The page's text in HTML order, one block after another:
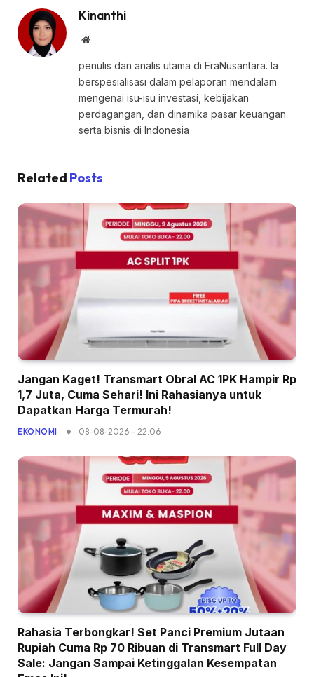
Kinanthi
Website
penulis dan analis utama di EraNusantara. Ia
berspesialisasi dalam pelaporan mendalam
mengenai isu-isu investasi, kebijakan
perdagangan, dan dinamika pasar keuangan
serta bisnis di Indonesia
Related Posts
Jangan Kaget! Transmart Obral AC 1PK Hampir Rp
1,7 Juta, Cuma Sehari! Ini Rahasianya untuk
Dapatkan Harga Termurah!
EKONOMI 08-08-2026 - 22.06
Rahasia Terbongkar! Set Panci Premium Jutaan
Rupiah Cuma Rp 70 Ribuan di Transmart Full Day
Sale: Jangan Sampai Ketinggalan Kesempatan